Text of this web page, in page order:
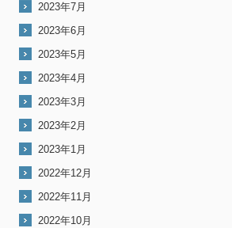
2023年7月
2023年6月
2023年5月
2023年4月
2023年3月
2023年2月
2023年1月
2022年12月
2022年11月
2022年10月